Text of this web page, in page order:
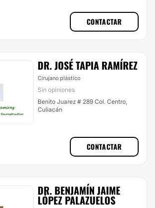
CONTACTAR
DR. JOSÉ TAPIA RAMÍREZ
Cirujano plástico
Sin opiniones
Benito Juarez # 289 Col. Centro,
Culiacán
CONTACTAR
DR. BENJAMÍN JAIME
LÓPEZ PALAZUELOS